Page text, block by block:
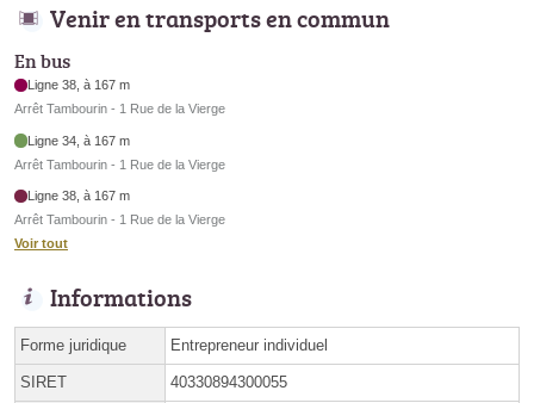
Venir en transports en commun
En bus
Ligne 38, à 167 m
Arrêt Tambourin - 1 Rue de la Vierge
Ligne 34, à 167 m
Arrêt Tambourin - 1 Rue de la Vierge
Ligne 38, à 167 m
Arrêt Tambourin - 1 Rue de la Vierge
Voir tout
Informations
Forme juridique Entrepreneur individuel
SIRET 40330894300055